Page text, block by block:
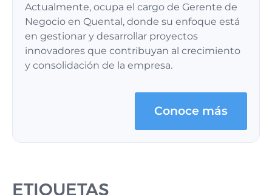
Actualmente, ocupa el cargo de Gerente de
Negocio en Quental, donde su enfoque está
en gestionar y desarrollar proyectos
innovadores que contribuyan al crecimiento
y consolidación de la empresa.
Conoce más
ETIQUETAS